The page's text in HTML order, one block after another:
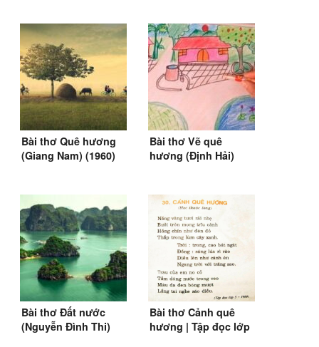
Bài thơ Quê hương
(Giang Nam) (1960)
Bài thơ Vẽ quê
hương (Định Hải)
Bài thơ Đất nước
(Nguyễn Đình Thi)
Bài thơ Cảnh quê
hương | Tập đọc lớp